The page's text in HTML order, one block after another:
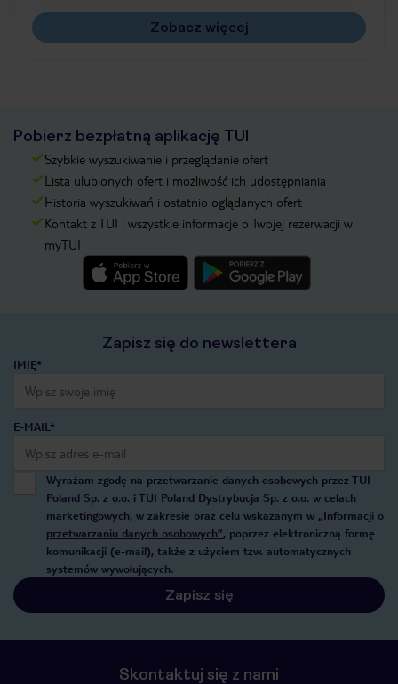
Zobacz więcej
Pobierz bezpłatną aplikację TUI
Szybkie wyszukiwanie i przeglądanie ofert
Lista ulubionych ofert i możliwość ich udostępniania
Historia wyszukiwań i ostatnio oglądanych ofert
Kontakt z TUI i wszystkie informacje o Twojej rezerwacji w
myTUI
Zapisz się do newslettera
IMIĘ*
E-MAIL*
Wyrażam zgodę na przetwarzanie danych osobowych przez TUI
Poland Sp. z o.o. i TUI Poland Dystrybucja Sp. z o.o. w celach
marketingowych, w zakresie oraz celu wskazanym w „Informacji o
przetwarzaniu danych osobowych”, poprzez elektroniczną formę
komunikacji (e-mail), także z użyciem tzw. automatycznych
systemów wywołujących.
Zapisz się
Skontaktuj się z nami